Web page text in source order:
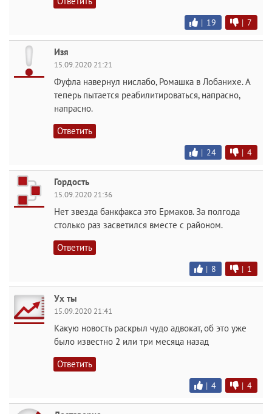
| 19 | 7
Изя
15.09.2020 21:21
Фуфла навернул нислабо, Ромашка в Лобанихе. А
теперь пытается реабилитироваться, напрасно,
напрасно.
Ответить
| 24 | 4
Гордость
15.09.2020 21:36
Нет звезда банкфакса это Ермаков. За полгода
столько раз засветился вместе с районом.
Ответить
| 8 | 1
Ух ты
15.09.2020 21:41
Какую новость раскрыл чудо адвокат, об это уже
было известно 2 или три месяца назад
Ответить
| 4 | 4